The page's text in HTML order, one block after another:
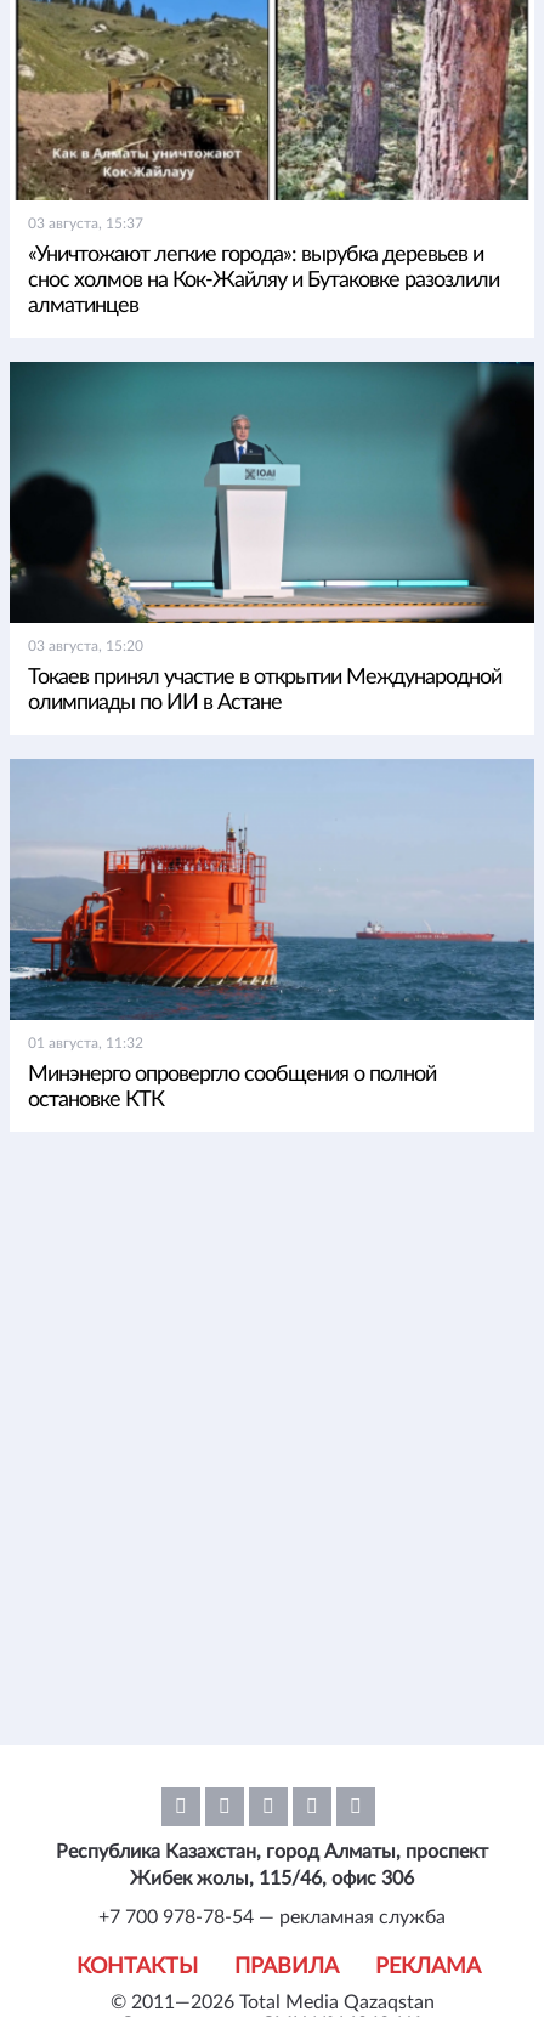
03 августа, 15:37
«Уничтожают легкие города»: вырубка деревьев и
снос холмов на Кок-Жайляу и Бутаковке разозлили
алматинцев
03 августа, 15:20
Токаев принял участие в открытии Международной
олимпиады по ИИ в Астане
01 августа, 11:32
Минэнерго опровергло сообщения о полной
остановке КТК
© 2011—2026 Total Media Qazaqstan
КОНТАКТЫ ПРАВИЛА РЕКЛАМА
Республика Казахстан, город Алматы, проспект
Жибек жолы, 115/46, офис 306
+7 700 978-78-54 — рекламная служба